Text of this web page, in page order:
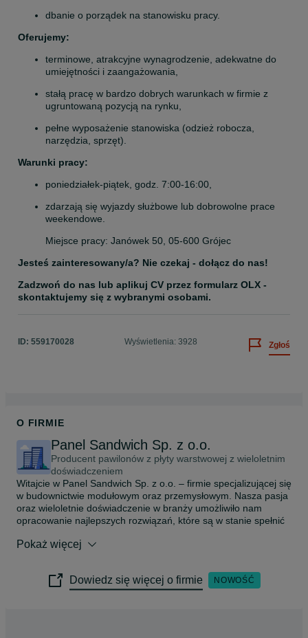
dbanie o porządek na stanowisku pracy.
Oferujemy:
terminowe, atrakcyjne wynagrodzenie, adekwatne do
umiejętności i zaangażowania,
stałą pracę w bardzo dobrych warunkach w firmie z
ugruntowaną pozycją na rynku,
pełne wyposażenie stanowiska (odzież robocza,
narzędzia, sprzęt).
Warunki pracy:
poniedziałek-piątek, godz. 7:00-16:00,
zdarzają się wyjazdy służbowe lub dobrowolne prace
weekendowe.
Miejsce pracy: Janówek 50, 05-600 Grójec
Jesteś zainteresowany/a? Nie czekaj - dołącz do nas!
Zadzwoń do nas lub aplikuj CV przez formularz OLX -
skontaktujemy się z wybranymi osobami.
ID: 559170028 Wyświetlenia: 3928 Zgłoś
O FIRMIE
Panel Sandwich Sp. z o.o.
Producent pawilonów z płyty warstwowej z wieloletnim
doświadczeniem
Witajcie w Panel Sandwich Sp. z o.o. – firmie specjalizującej się
w budownictwie modułowym oraz przemysłowym. Nasza pasja
oraz wieloletnie doświadczenie w branży umożliwiło nam
opracowanie najlepszych rozwiązań, które są w stanie spełnić
działających w tej dziedzinie.
W naszej ofercie znajdą Państwo pawilony handlowe i biurowe,
a także kontenery socjalne oraz kioski handlowe i
Pokaż więcej
Dowiedz się więcej o firmie NOWOŚĆ